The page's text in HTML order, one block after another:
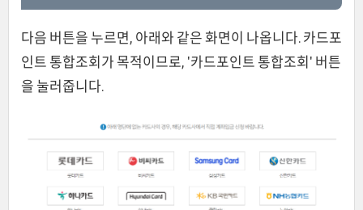
다음 버튼을 누르면, 아래와 같은 화면이 나옵니다. 카드포
인트 통합조회가 목적이므로, '카드포인트 통합조회' 버튼
을 눌러줍니다.